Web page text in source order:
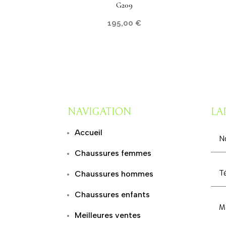
G209
195,00 €
NAVIGATION
Accueil
Chaussures femmes
Chaussures hommes
Chaussures enfants
Meilleures ventes